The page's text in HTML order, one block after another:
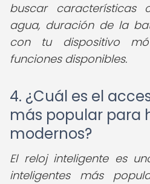
buscar características
agua, duración de la
con tu dispositivo
funciones disponibles.
4. ¿Cuál es el
más popular para
modernos?
El reloj inteligente es
inteligentes más